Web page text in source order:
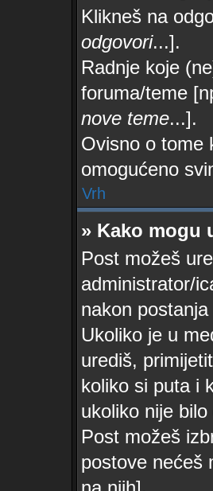
Klikneš na
odgovori...].
Radnje koje
foruma/teme
nove teme...].
Ovisno o tome
omogućeno
Vrh
» Kako mogu
Post možeš
administrator/
nakon
Ukoliko je u
urediš,
koliko si puta i
ukoliko nije
Post možeš
postove nećeš